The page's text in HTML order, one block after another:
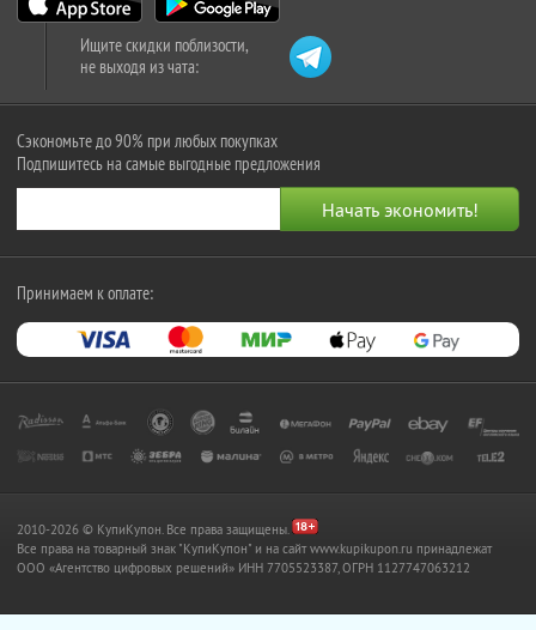
Ищите скидки поблизости,
не выходя из чата:
Сэкономьте до 90% при любых покупках
Подпишитесь на самые выгодные предложения
Принимаем к оплате:
2010-2026 © КупиКупон. Все права защищены.
Все права на товарный знак "КупиКупон" и на сайт www.kupikupon.ru принадлежат
OOO «Агентство цифровых решений» ИНН 7705523387, ОГРН 1127747063212